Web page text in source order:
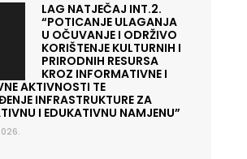
LAG NATJEČAJ INT.2.
“POTICANJE ULAGANJA
U OČUVANJE I ODRŽIVO
KORIŠTENJE KULTURNIH I
PRIRODNIH RESURSA
KROZ INFORMATIVNE I
AKTIVNOSTI TE
INFRASTRUKTURE ZA
I EDUKATIVNU NAMJENU”